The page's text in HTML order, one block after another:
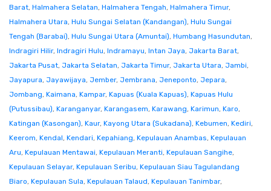
Barat, Halmahera Selatan, Halmahera Tengah, Halmahera Timur,
Halmahera Utara, Hulu Sungai Selatan (Kandangan), Hulu Sungai
Tengah (Barabai), Hulu Sungai Utara (Amuntai), Humbang Hasundutan,
Indragiri Hilir, Indragiri Hulu, Indramayu, Intan Jaya, Jakarta Barat,
Jakarta Pusat, Jakarta Selatan, Jakarta Timur, Jakarta Utara, Jambi,
Jayapura, Jayawijaya, Jember, Jembrana, Jeneponto, Jepara,
Jombang, Kaimana, Kampar, Kapuas (Kuala Kapuas), Kapuas Hulu
(Putussibau), Karanganyar, Karangasem, Karawang, Karimun, Karo,
Katingan (Kasongan), Kaur, Kayong Utara (Sukadana), Kebumen, Kediri,
Keerom, Kendal, Kendari, Kepahiang, Kepulauan Anambas, Kepulauan
Aru, Kepulauan Mentawai, Kepulauan Meranti, Kepulauan Sangihe,
Kepulauan Selayar, Kepulauan Seribu, Kepulauan Siau Tagulandang
Biaro, Kepulauan Sula, Kepulauan Talaud, Kepulauan Tanimbar,